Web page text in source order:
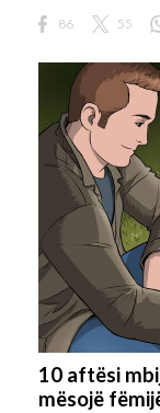
86 55
10 aftësi
mësojë